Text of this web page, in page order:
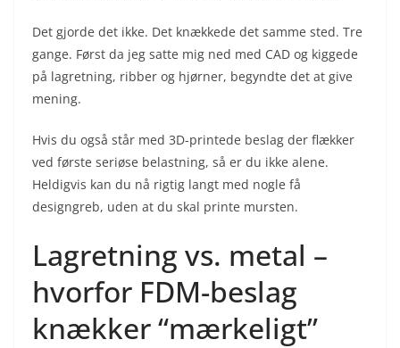
Det gjorde det ikke. Det knækkede det samme sted. Tre
gange. Først da jeg satte mig ned med CAD og kiggede
på lagretning, ribber og hjørner, begyndte det at give
mening.
Hvis du også står med 3D-printede beslag der flækker
ved første seriøse belastning, så er du ikke alene.
Heldigvis kan du nå rigtig langt med nogle få
designgreb, uden at du skal printe mursten.
Lagretning vs. metal –
hvorfor FDM-beslag
knækker “mærkeligt”